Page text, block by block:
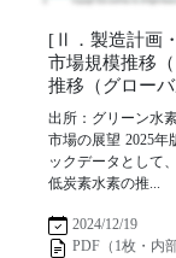
[Ⅱ．製造計画
市場規模推移
推移（グローバ
出所：グリーン水
市場の展望 2025年
ックデータとして
低炭素水素の推...
2024/12/19
PDF（1枚・内